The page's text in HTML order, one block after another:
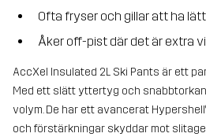
Ofta fryser och gillar att ha
Åker off-pist där det är extra
AccXel Insulated 2L Ski Pants är ett
Med ett slätt yttertyg och
volym. De har ett avancerat
och förstärkningar skyddar mot